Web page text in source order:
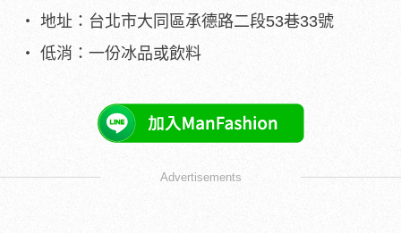
地址：台北市大同區承德路二段53巷33號
低消：一份冰品或飲料
Advertisements